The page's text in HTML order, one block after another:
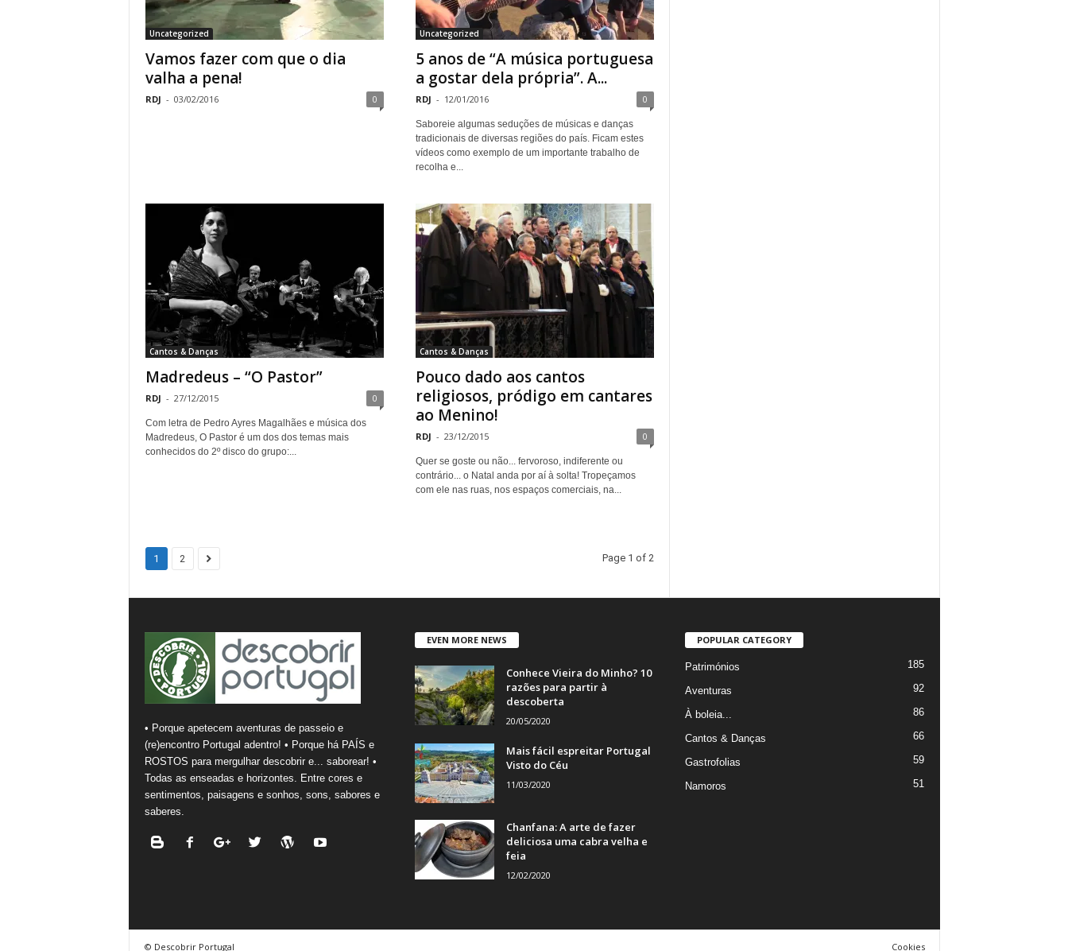
Uncategorized
Vamos fazer com que o dia
valha a pena!
RDJ - 03/02/2016 0
Uncategorized
5 anos de “A música portuguesa
a gostar dela própria”. A...
RDJ - 12/01/2016 0
Saboreie algumas seduções de músicas e danças
tradicionais de diversas regiões do país. Ficam estes
vídeos como exemplo de um importante trabalho de
recolha e...
Cantos & Danças
Madredeus – “O Pastor”
RDJ - 27/12/2015 0
Com letra de Pedro Ayres Magalhães e música dos
Madredeus, O Pastor é um dos dos temas mais
conhecidos do 2º disco do grupo:...
Cantos & Danças
Pouco dado aos cantos
religiosos, pródigo em cantares
ao Menino!
RDJ - 23/12/2015 0
Quer se goste ou não... fervoroso, indiferente ou
contrário... o Natal anda por aí à solta! Tropeçamos
com ele nas ruas, nos espaços comerciais, na...
1 2 Page 1 of 2
• Porque apetecem aventuras de passeio e
(re)encontro Portugal adentro! • Porque há PAÍS e
ROSTOS para mergulhar descobrir e... saborear! •
Todas as enseadas e horizontes. Entre cores e
sentimentos, paisagens e sonhos, sons, sabores e
saberes.
EVEN MORE NEWS
Conhece Vieira do Minho? 10
razões para partir à
descoberta
20/05/2020
Mais fácil espreitar Portugal
Visto do Céu
11/03/2020
Chanfana: A arte de fazer
deliciosa uma cabra velha e
feia
12/02/2020
POPULAR CATEGORY
Patrimónios 185
Aventuras 92
À boleia... 86
Cantos & Danças 66
Gastrofolias 59
Namoros 51
Cookies
© Descobrir Portugal